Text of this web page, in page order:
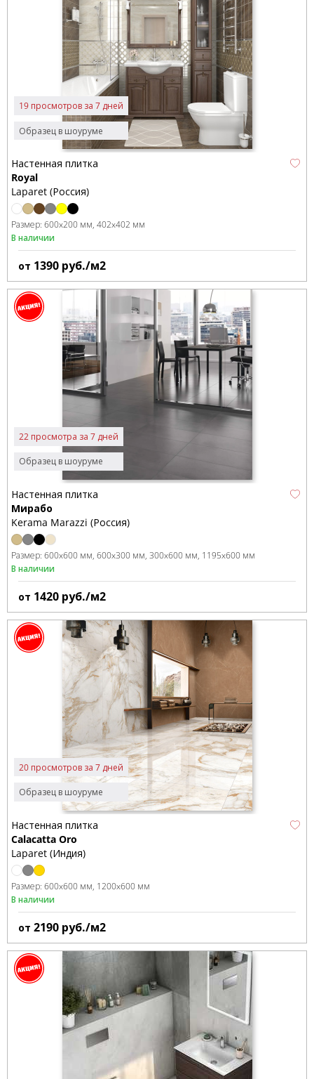
Образец в шоуруме
19 просмотров за 7 дней
Настенная плитка
Royal
Laparet (Россия)
Размер: 600x200 мм 402x402 мм
В наличии
от 1390 руб./м2
Образец в шоуруме
22 просмотра за 7 дней
Настенная плитка
Мирабо
Kerama Marazzi (Россия)
Размер: 600x600 мм 600x300 мм 300x600 мм 1195x600 мм
В наличии
от 1420 руб./м2
Образец в шоуруме
20 просмотров за 7 дней
Настенная плитка
Calacatta Oro
Laparet (Индия)
Размер: 600x600 мм 1200x600 мм
В наличии
от 2190 руб./м2